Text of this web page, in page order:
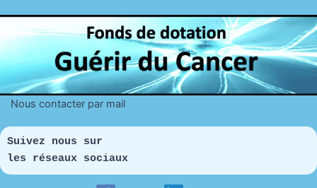
Nous contacter par mail
Suivez nous sur
les réseaux sociaux